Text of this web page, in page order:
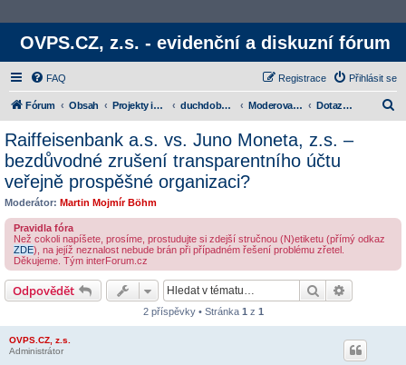
OVPS.CZ, z.s. - evidenční a diskuzní fórum
FAQ Přihlásit se
Registrace
Fórum Obsah Projekty iniciativy duchdoby.cz & OVPS.CZ, z.s. Moderované kategorie Dotazy autorům jednotlivých konkrétních publikovaných článků
Raiffeisenbank a.s. vs. Juno Moneta, z.s. –
bezdůvodné zrušení transparentního účtu
veřejně prospěšné organizaci?
Moderátor: Martin Mojmír Böhm
Pravidla fóra
Než cokoli napíšete, prosíme, prostudujte si zdejší stručnou (N)etiketu (přímý odkaz
ZDE), na jejíž neznalost nebude brán při případném řešení problému zřetel.
Děkujeme. Tým interForum.cz
Odpovědět Hledat
2 příspěvky • Stránka 1 z 1
OVPS.CZ, z.s.
Administrátor